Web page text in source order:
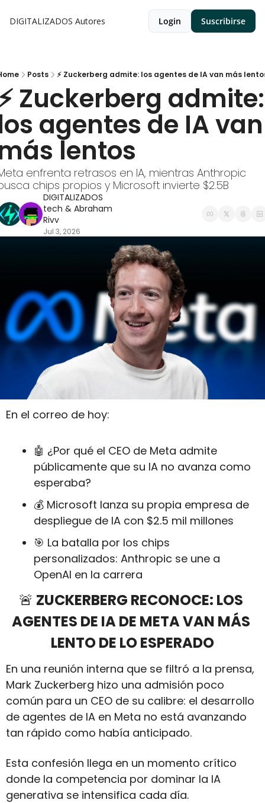
DIGITALIZADOS Autores Login Suscribirse
Posts ⚡ Zuckerberg admite: los agentes de IA van más
Zuckerberg admite:
agentes de IA van
lentos
enfrenta retrasos en IA, mientras Anthropic
chips propios y Microsoft invierte $2.5B
DIGITALIZADOS
tech & Abraham
Rivv
Jul 3, 2026
En el correo de hoy:
🤖 ¿Por qué el CEO de Meta admite
públicamente que su IA no avanza como
esperaba?
💰 Microsoft lanza su propia empresa de
despliegue de IA con $2.5 mil millones
🎯 La batalla por los chips
personalizados: Anthropic se une a
OpenAI en la carrera
🚨 ZUCKERBERG RECONOCE: LOS
AGENTES DE IA DE META VAN MÁS
LENTO DE LO ESPERADO
En una reunión interna que se filtró a la prensa,
Mark Zuckerberg hizo una admisión poco
común para un CEO de su calibre: el desarrollo
de agentes de IA en Meta no está avanzando
tan rápido como había anticipado.
Esta confesión llega en un momento crítico
donde la competencia por dominar la IA
generativa se intensifica cada día.